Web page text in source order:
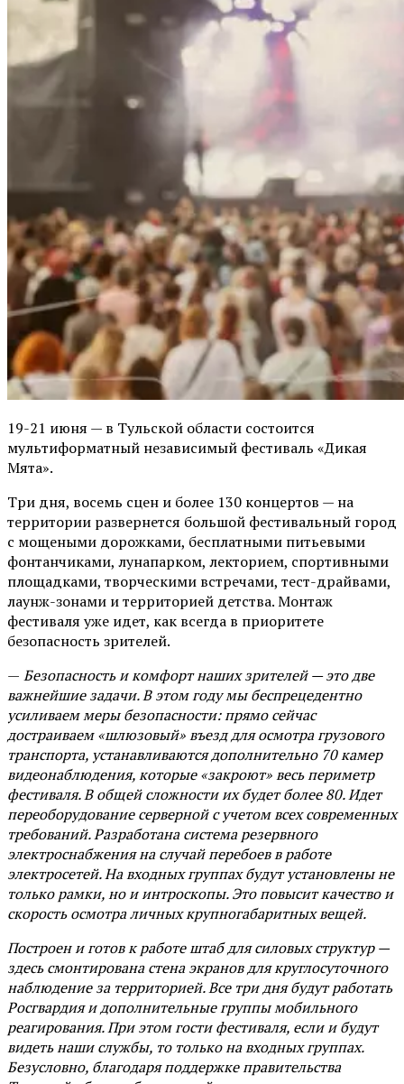
19-21 июня — в Тульской области состоится
мультиформатный независимый фестиваль «Дикая
Мята».
Три дня, восемь сцен и более 130 концертов — на
территории развернется большой фестивальный город
с мощеными дорожками, бесплатными питьевыми
фонтанчиками, лунапарком, лекторием, спортивными
площадками, творческими встречами, тест-драйвами,
лаунж-зонами и территорией детства. Монтаж
фестиваля уже идет, как всегда в приоритете
безопасность зрителей.
— Безопасность и комфорт наших зрителей — это две
важнейшие задачи. В этом году мы беспрецедентно
усиливаем меры безопасности: прямо сейчас
достраиваем «шлюзовый» въезд для осмотра грузового
транспорта, устанавливаются дополнительно 70 камер
видеонаблюдения, которые «закроют» весь периметр
фестиваля. В общей сложности их будет более 80. Идет
переоборудование серверной с учетом всех современных
требований. Разработана система резервного
электроснабжения на случай перебоев в работе
электросетей. На входных группах будут установлены не
только рамки, но и интроскопы. Это повысит качество и
скорость осмотра личных крупногабаритных вещей.
Построен и готов к работе штаб для силовых структур —
здесь смонтирована стена экранов для круглосуточного
наблюдение за территорией. Все три дня будут работать
Росгвардия и дополнительные группы мобильного
реагирования. При этом гости фестиваля, если и будут
видеть наши службы, то только на входных группах.
Безусловно, благодаря поддержке правительства